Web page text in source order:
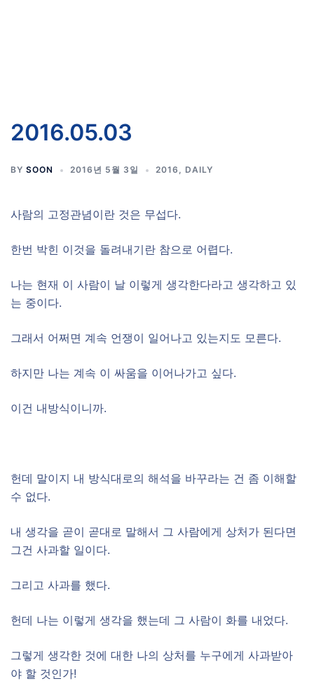
2016.05.03
BY SOON 2016년 5월 3일 2016 , DAILY
사람의 고정관념이란 것은 무섭다.
한번 박힌 이것을 돌려내기란 참으로 어렵다.
나는 현재 이 사람이 날 이렇게 생각한다라고 생각하고 있
는 중이다.
그래서 어쩌면 계속 언쟁이 일어나고 있는지도 모른다.
하지만 나는 계속 이 싸움을 이어나가고 싶다.
이건 내방식이니까.
헌데 말이지 내 방식대로의 해석을 바꾸라는 건 좀 이해할
수 없다.
내 생각을 곧이 곧대로 말해서 그 사람에게 상처가 된다면
그건 사과할 일이다.
그리고 사과를 했다.
헌데 나는 이렇게 생각을 했는데 그 사람이 화를 내었다.
그렇게 생각한 것에 대한 나의 상처를 누구에게 사과받아
야 할 것인가!